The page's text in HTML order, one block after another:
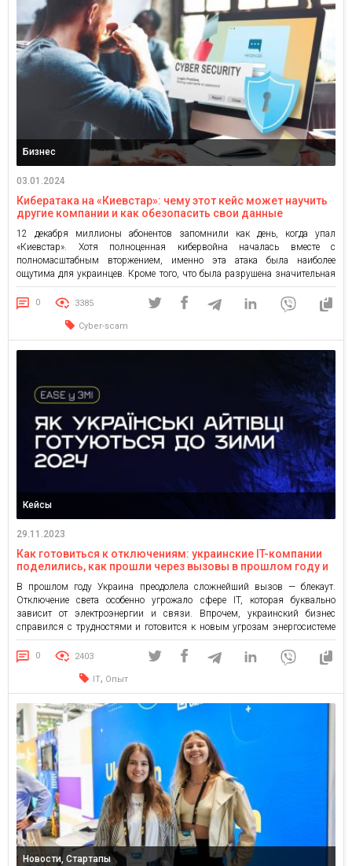
Бизнес
03.01.2024
Кибератака на «Киевстар»: чему этот кейс может научить
другие компании и как обезопасить свои данные
12 декабря миллионы абонентов запомнили как день, когда упал
«Киевстар». Хотя полноценная кибервойна началась вместе с
полномасштабным вторжением, именно эта атака была наиболее
ощутима для украинцев. Кроме того, что была разрушена значительная
часть цифровой инфраструктуры, а 24 млн абонентов остались без
связи, атака сопровождалась нападками мошенников и вбросами
дезинформации. Хотя многие были шокированы, такие атаки […]
0 3385
Cyber-scam
Кейсы
29.11.2023
Как готовиться к отключениям: украинские IT-компании
поделились, как прошли через вызовы в прошлом году и
В прошлом году Украина преодолела сложнейший вызов — блекаут.
Отключение света особенно угрожало сфере IT, которая буквально
зависит от электроэнергии и связи. Впрочем, украинский бизнес
справился с трудностями и готовится к новым угрозам энергосистеме
страны. Взбалмошные соседи с востока уже начали попытки разрушить
ее, поэтому IT-компании заранее перестраховываются на случай новых
отключений. Европейская Ассоциация Программной […]
0 2403
IT, Опыт
Новости, Стартапы